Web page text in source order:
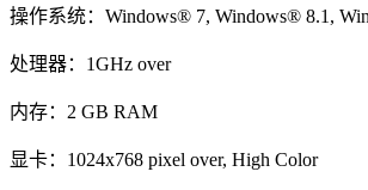
操作系统： Windows® 7, Windows® 8.1,
处理器： 1GHz over
内存： 2 GB RAM
显卡： 1024x768 pixel over, High Color